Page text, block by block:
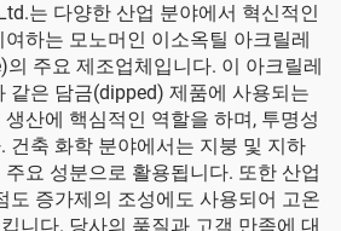
는 다양한 산업 분야에서 혁신적인
하는 모노머인 이소옥틸 아크릴레
주요 제조업체입니다. 이 아크릴레
같은 담금(dipped) 제품에 사용되는
산에 핵심적인 역할을 하며, 투명성
건축 화학 분야에서는 지붕 및 지하
요 성분으로 활용됩니다. 또한 산업
도 증가제의 조성에도 사용되어 고온
니다. 당사의 품질과 고객 만족에 대